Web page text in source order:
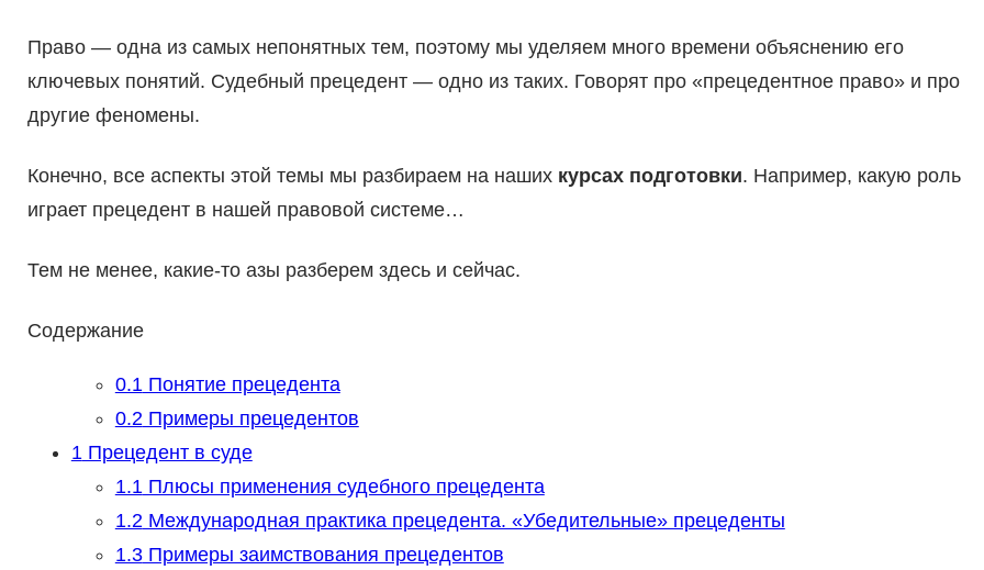
Право — одна из самых непонятных тем, поэтому мы уделяем много времени объяснению его
ключевых понятий. Судебный прецедент — одно из таких. Говорят про «прецедентное право» и про
другие феномены.
Конечно, все аспекты этой темы мы разбираем на наших курсах подготовки. Например, какую роль
играет прецедент в нашей правовой системе…
Тем не менее, какие-то азы разберем здесь и сейчас.
Содержание
0.1Понятие прецедента
0.2Примеры прецедентов
1Прецедент в суде
1.1Плюсы применения судебного прецедента
1.2Международная практика прецедента. «Убедительные» прецеденты
1.3Примеры заимствования прецедентов